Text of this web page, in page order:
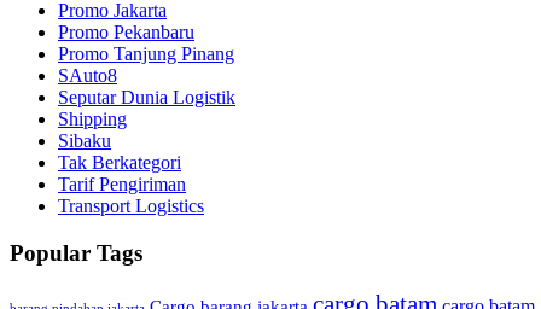
Promo Jakarta
Promo Pekanbaru
Promo Tanjung Pinang
SAuto8
Seputar Dunia Logistik
Shipping
Sibaku
Tak Berkategori
Tarif Pengiriman
Transport Logistics
Popular Tags